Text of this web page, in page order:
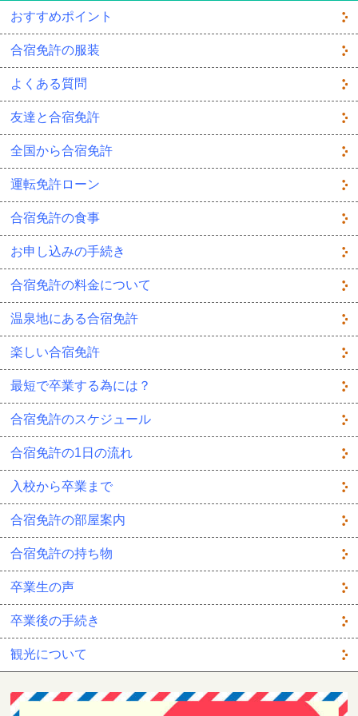
おすすめポイント
合宿免許の服装
よくある質問
友達と合宿免許
全国から合宿免許
運転免許ローン
合宿免許の食事
お申し込みの手続き
合宿免許の料金について
温泉地にある合宿免許
楽しい合宿免許
最短で卒業する為には？
合宿免許のスケジュール
合宿免許の1日の流れ
入校から卒業まで
合宿免許の部屋案内
合宿免許の持ち物
卒業生の声
卒業後の手続き
観光について